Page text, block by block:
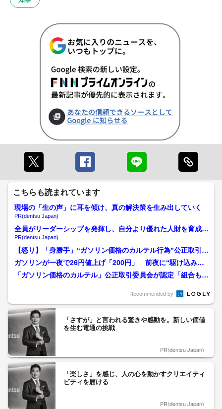
こちらも読まれています
現場の「生の声」に耳を傾け、真の解決策を生み出していく
PR(dentsu Japan)
全員がリーダーシップを発揮し、自分より優れた人財を育成す
る
PR(dentsu Japan)
【怒り】「身勝手」“ガソリン価格のカルテル行為”公正取引委
員会「組合本部も事実上...
ガソリンが一夜で26円値上げ「200円」 前夜に“駆け込み給
油”スタンドに長い列...
「ガソリン価格のカルテル」公正取引委員会が認定「組合も事
Recommended by
「さすが」と言われる驚きや感動を。新しい価値
を生む電通の挑戦
PR(dentsu Japan)
「楽しさ」を感じ、人の心を動かすクリエイティ
ビティを届ける
PR(dentsu Japan)